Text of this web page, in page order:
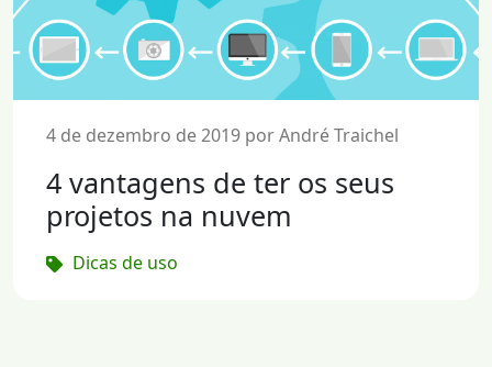
4 de dezembro de 2019 por André Traichel
4 vantagens de ter os seus
projetos na nuvem
Dicas de uso